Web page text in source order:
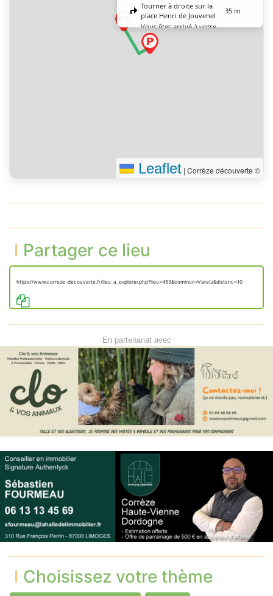
Tourner à droite sur la
place Henri de Jouvenel
35 m
Vous êtes arrivé à votre
destination
Leaflet | Corrèze découverte ©
Partager ce lieu
https://www.correze-decouverte.fr/lieu_a_explorer.php?lieu=453&commun=Varetz&distanc=10
En partenariat avec
Choisissez votre thème